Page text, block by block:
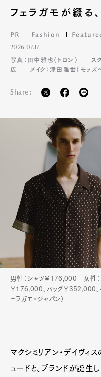
フェラガモが綴る
PR Fashion
2026.07.17
写真：田中雅也（トロン）
ス
広
メイク：津田雅世（モッズ
Share:
男性：シャツ￥176,000 女性：
￥176,000、バッグ￥352,000、
ェラガモ・ジャパン）
マクシミリアン・デイヴィ
ュードと、ブランドが誕